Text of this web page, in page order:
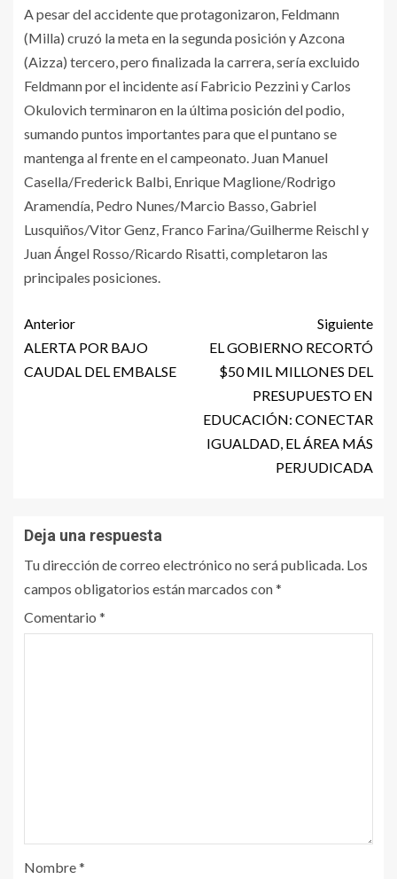
A pesar del accidente que protagonizaron, Feldmann
(Milla) cruzó la meta en la segunda posición y Azcona
(Aizza) tercero, pero finalizada la carrera, sería excluido
Feldmann por el incidente así Fabricio Pezzini y Carlos
Okulovich terminaron en la última posición del podio,
sumando puntos importantes para que el puntano se
mantenga al frente en el campeonato. Juan Manuel
Casella/Frederick Balbi, Enrique Maglione/Rodrigo
Aramendía, Pedro Nunes/Marcio Basso, Gabriel
Lusquiños/Vitor Genz, Franco Farina/Guilherme Reischl y
Juan Ángel Rosso/Ricardo Risatti, completaron las
principales posiciones.
Anterior
ALERTA POR BAJO
CAUDAL DEL EMBALSE
Siguiente
EL GOBIERNO RECORTÓ
$50 MIL MILLONES DEL
PRESUPUESTO EN
EDUCACIÓN: CONECTAR
IGUALDAD, EL ÁREA MÁS
PERJUDICADA
Deja una respuesta
Tu dirección de correo electrónico no será publicada. Los
campos obligatorios están marcados con*
Comentario *
Nombre*